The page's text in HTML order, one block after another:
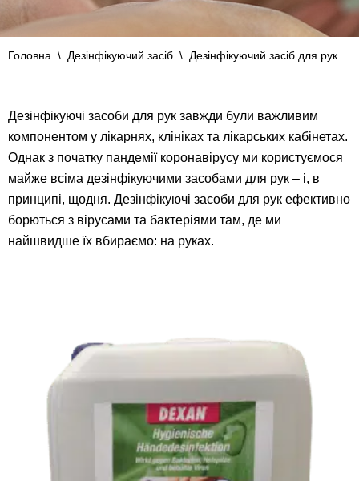
Головна \ Дезінфікуючий засіб \ Дезінфікуючий засіб для рук
Дезінфікуючі засоби для рук завжди були важливим
компонентом у лікарнях, клініках та лікарських кабінетах.
Однак з початку пандемії коронавірусу ми користуємося
майже всіма дезінфікуючими засобами для рук – і, в
принципі, щодня. Дезінфікуючі засоби для рук ефективно
борються з вірусами та бактеріями там, де ми
найшвидше їх вбираємо: на руках.